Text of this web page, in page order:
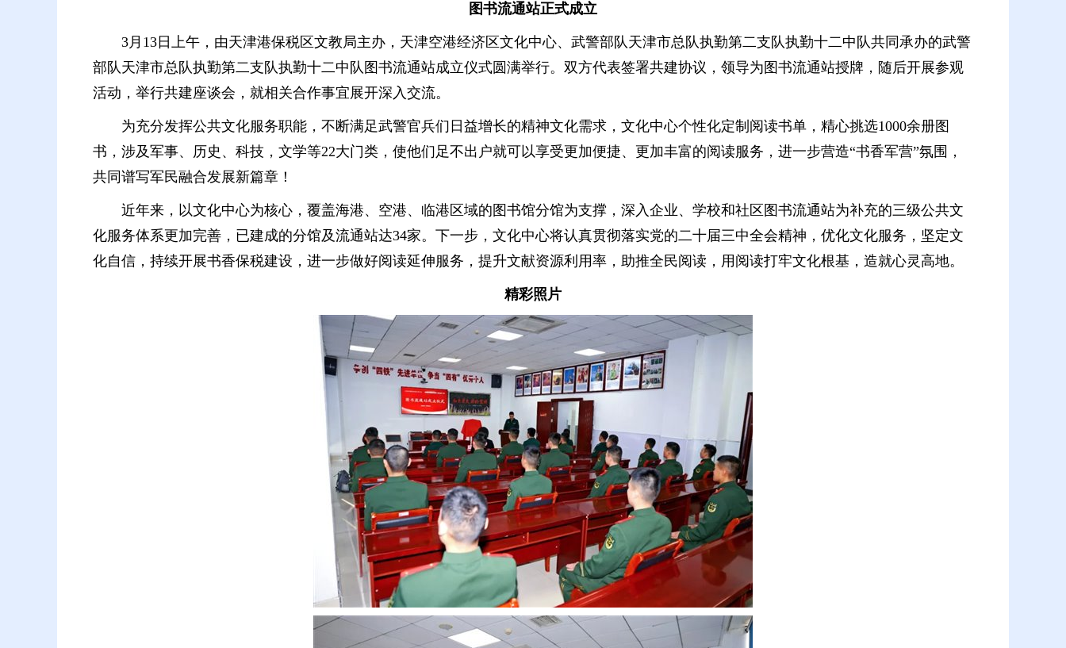
图书流通站正式成立
3月13日上午，由天津港保税区文教局主办，天津空港经济区文化中心、武警部队天津市总队执勤第二支队执勤十二中队共同承办的武警
部队天津市总队执勤第二支队执勤十二中队图书流通站成立仪式圆满举行。双方代表签署共建协议，领导为图书流通站授牌，随后开展参观
活动，举行共建座谈会，就相关合作事宜展开深入交流。
为充分发挥公共文化服务职能，不断满足武警官兵们日益增长的精神文化需求，文化中心个性化定制阅读书单，精心挑选1000余册图
书，涉及军事、历史、科技，文学等22大门类，使他们足不出户就可以享受更加便捷、更加丰富的阅读服务，进一步营造“书香军营”氛围，
共同谱写军民融合发展新篇章！
近年来，以文化中心为核心，覆盖海港、空港、临港区域的图书馆分馆为支撑，深入企业、学校和社区图书流通站为补充的三级公共文
化服务体系更加完善，已建成的分馆及流通站达34家。下一步，文化中心将认真贯彻落实党的二十届三中全会精神，优化文化服务，坚定文
化自信，持续开展书香保税建设，进一步做好阅读延伸服务，提升文献资源利用率，助推全民阅读，用阅读打牢文化根基，造就心灵高地。
精彩照片